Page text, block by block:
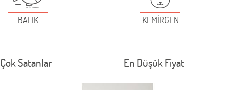
BALIK KEMİRGEN
Çok Satanlar En Düşük Fiyat